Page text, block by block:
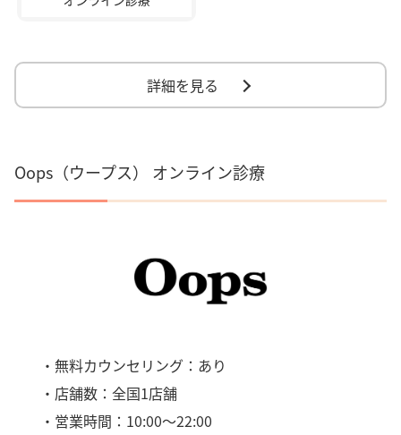
詳細を見る
Oops（ウープス） オンライン診療
・無料カウンセリング：あり
・店舗数：全国1店舗
・営業時間：10:00～22:00